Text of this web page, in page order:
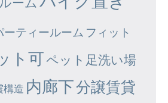
ーティールーム フィット
ト可ペット足洗い場
構造 内廊下分譲賃貸